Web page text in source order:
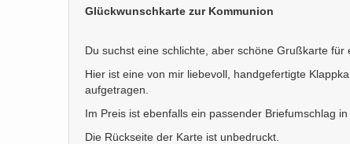
Glückwunschkarte zur Kommunion
Du suchst eine schlichte, aber schöne Grußkarte
Hier ist eine von mir liebevoll, handgefertigte
aufgetragen.
Im Preis ist ebenfalls ein passender Briefumschlag
Die Rückseite der Karte ist unbedruckt.